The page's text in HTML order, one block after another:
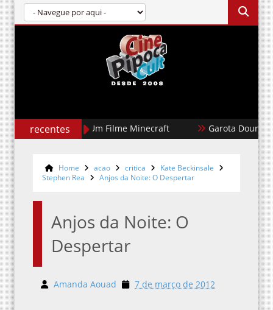
recentes Garota Dourada Cães de Aluguel
Home acao critica
Kate Beckinsale
Stephen Rea
Anjos da Noite: O Despertar
Anjos da Noite: O
Despertar
Amanda Aouad 7 de março de 2012